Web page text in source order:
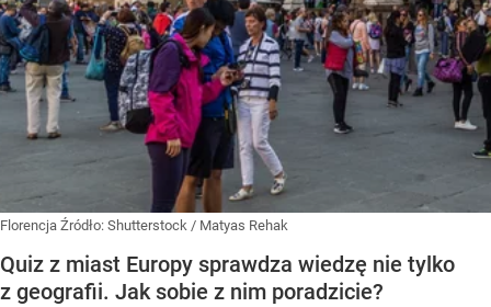
Florencja Źródło: Shutterstock / Matyas Rehak
Quiz z miast Europy sprawdza wiedzę nie tylko
z geografii. Jak sobie z nim poradzicie?